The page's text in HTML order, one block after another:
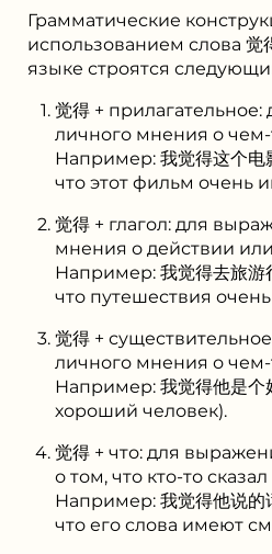
Грамматические
использованием слова 觉
языке строятся
觉得 +
личного мнения о
Например: 我觉得这个电
что этот фильм очень
觉得 + глагол: для
мнения о действии
Например: 我觉得去旅游
что путешествия
觉得 +
личного мнения о
Например: 我觉得他是个
хороший человек).
觉得 + что: для
о том, что кто-то
Например: 我觉得他说的
что его слова имеют